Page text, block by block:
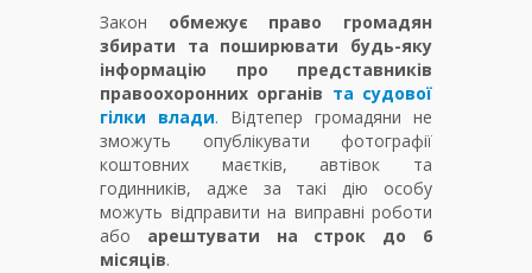
Закон обмежує право громадян
збирати та поширювати будь-яку
інформацію про представників
правоохоронних органів та судової
гілки влади. Відтепер громадяни не
зможуть опублікувати фотографії
коштовних маєтків, автівок та
годинників, адже за такі дію особу
можуть відправити на виправні роботи
або арештувати на строк до 6
місяців.